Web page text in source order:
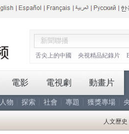
舌尖上的中國 央視精品紀錄片
電影 電視劇 動畫片
人物 探索 社會 專題 獲獎專場
人文歷史